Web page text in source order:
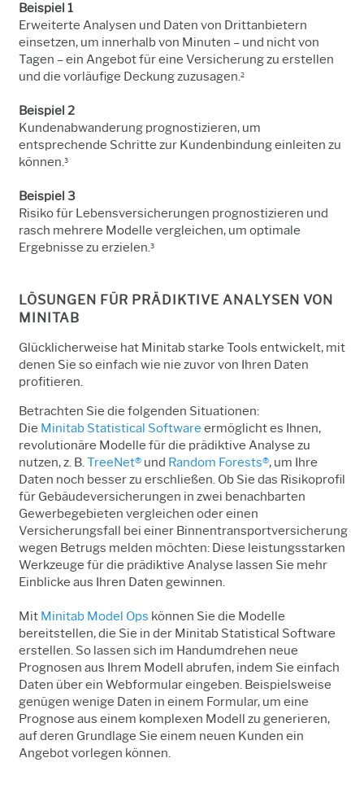
Beispiel 1
Erweiterte Analysen und Daten von Drittanbietern
einsetzen, um innerhalb von Minuten – und nicht von
Tagen – ein Angebot für eine Versicherung zu erstellen
und die vorläufige Deckung zuzusagen.2
Beispiel 2
Kundenabwanderung prognostizieren, um
entsprechende Schritte zur Kundenbindung einleiten zu
können.3
Beispiel 3
Risiko für Lebensversicherungen prognostizieren und
rasch mehrere Modelle vergleichen, um optimale
Ergebnisse zu erzielen.3
LÖSUNGEN FÜR PRÄDIKTIVE ANALYSEN VON
MINITAB
Glücklicherweise hat Minitabstarke Tools entwickelt, mit
denen Sie so einfach wie nie zuvor von Ihren Daten
profitieren.
Betrachten Sie die folgenden Situationen:
Die Minitab Statistical Software ermöglicht es Ihnen,
revolutionäre Modelle für die prädiktive Analyse zu
nutzen, z. B.TreeNet® und Random Forests®, um Ihre
Daten noch besser zu erschließen. Ob Sie das Risikoprofil
für Gebäudeversicherungen in zwei benachbarten
Gewerbegebieten vergleichen oder einen
Versicherungsfall bei einer Binnentransportversicherung
wegen Betrugs melden möchten: Diese leistungsstarken
Werkzeuge für die prädiktive Analyse lassen Sie mehr
Einblicke aus Ihren Daten gewinnen.
Mit Minitab Model Ops können Sie die Modelle
bereitstellen, die Sie in der Minitab Statistical Software
erstellen. So lassen sich im Handumdrehen neue
Prognosen aus Ihrem Modell abrufen, indem Sie einfach
Daten über ein Webformular eingeben. Beispielsweise
genügen wenige Daten in einem Formular, um eine
Prognose aus einem komplexen Modell zu generieren,
auf deren Grundlage Sie einem neuen Kunden ein
Angebot vorlegen können.